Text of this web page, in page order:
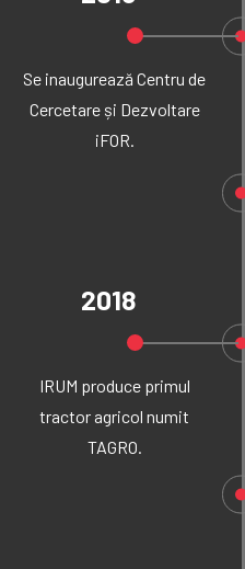
Se inaugurează Centru de
Cercetare și Dezvoltare
iFOR.
2018
IRUM produce primul
tractor agricol numit
TAGRO.